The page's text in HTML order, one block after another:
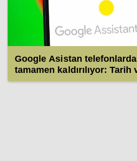
Google Asistan
tamamen kaldırılıyor: Tarih